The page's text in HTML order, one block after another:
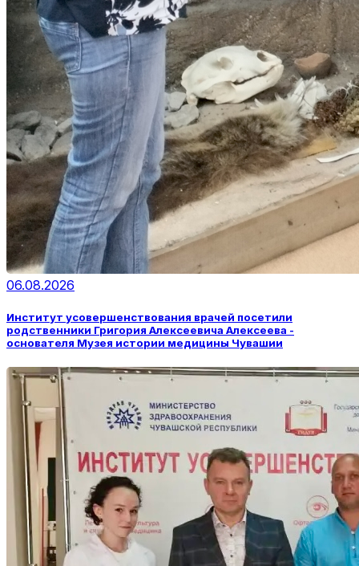
06.08.2026
Институт усовершенствования врачей посетили
родственники Григория Алексеевича Алексеева -
основателя Музея истории медицины Чувашии